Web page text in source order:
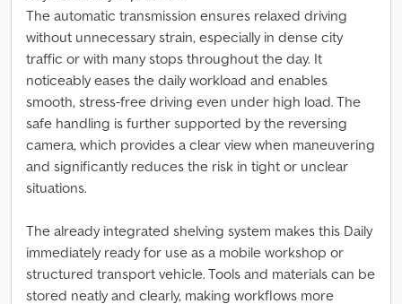
The automatic transmission ensures relaxed driving
without unnecessary strain, especially in dense city
traffic or with many stops throughout the day. It
noticeably eases the daily workload and enables
smooth, stress-free driving even under high load. The
safe handling is further supported by the reversing
camera, which provides a clear view when maneuvering
and significantly reduces the risk in tight or unclear
situations.
The already integrated shelving system makes this Daily
immediately ready for use as a mobile workshop or
structured transport vehicle. Tools and materials can be
stored neatly and clearly, making workflows more